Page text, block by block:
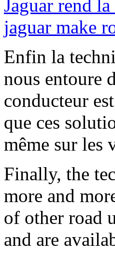
Enfin la
nous entoure
conducteur
que ces
même sur les
Finally, the
more and
of other road
and are